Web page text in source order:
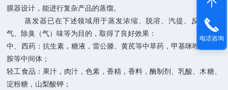
膜器设计，能进行复杂产品的蒸馏。
蒸发器已在下述领域用于蒸发浓缩、脱溶、汽提、反应、脱
气、除臭（气）味等为目的，取得了良好效果：
中、西药：抗生素，糖液，雷公滕、黄芪等中草药，甲基咪唑、单腈
胺等中间体；
轻工食品：果汁，肉汁，色素，香精，香料，酶制剂、乳酸、木糖、
淀粉糖，山梨酸钾；
电话咨询